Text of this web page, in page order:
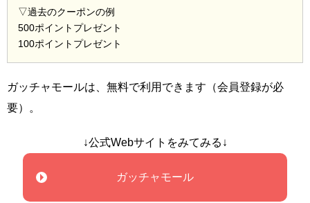
▽過去のクーポンの例
500ポイントプレゼント
100ポイントプレゼント
ガッチャモールは、無料で利用できます（会員登録が必
要）。
↓公式Webサイトをみてみる↓
ガッチャモール